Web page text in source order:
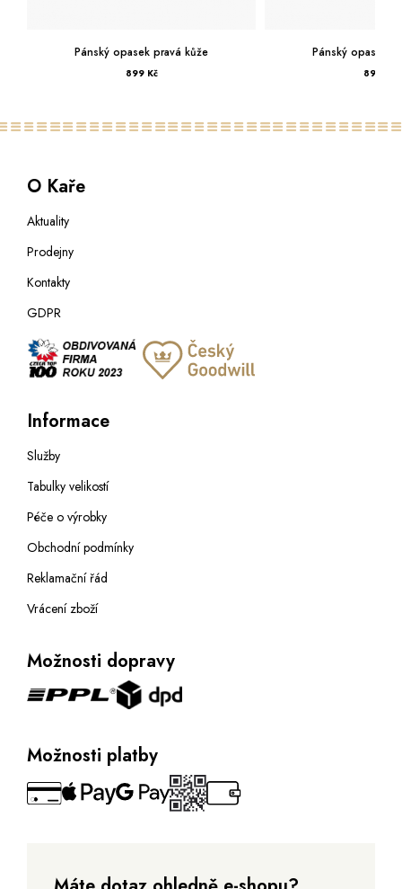
Pánský opasek pravá kůže
899 Kč
Pánský opasek
899 Kč
O Kaře
Aktuality
Prodejny
Kontakty
GDPR
Informace
Služby
Tabulky velikostí
Péče o výrobky
Obchodní podmínky
Reklamační řád
Vrácení zboží
Možnosti dopravy
Možnosti platby